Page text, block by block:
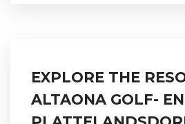
EXPLORE THE
ALTAONA GOLF- EN